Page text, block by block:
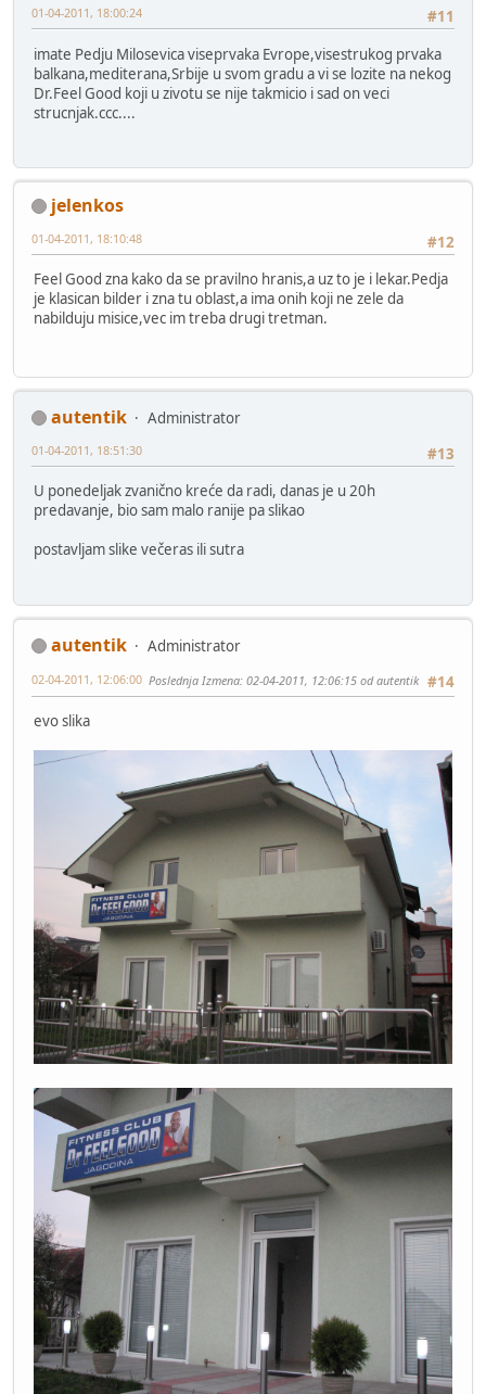
#11
01-04-2011, 18:00:24
imate Pedju Milosevica viseprvaka Evrope,visestrukog prvaka
balkana,mediterana,Srbije u svom gradu a vi se lozite na nekog
Dr.Feel Good koji u zivotu se nije takmicio i sad on veci
strucnjak.ccc....
jelenkos
#12
01-04-2011, 18:10:48
Feel Good zna kako da se pravilno hranis,a uz to je i lekar.Pedja
je klasican bilder i zna tu oblast,a ima onih koji ne zele da
nabilduju misice,vec im treba drugi tretman.
autentik
Administrator
#13
01-04-2011, 18:51:30
U ponedeljak zvanično kreće da radi, danas je u 20h
predavanje, bio sam malo ranije pa slikao
postavljam slike večeras ili sutra
autentik
Administrator
#14
02-04-2011, 12:06:00 Poslednja Izmena: 02-04-2011, 12:06:15 od autentik
evo slika